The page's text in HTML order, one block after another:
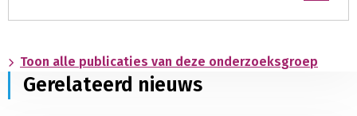
that
neurons
and
neurites
A
parameter-
Toon alle publicaties van deze onderzoeksgroep
Gerelateerd nieuws